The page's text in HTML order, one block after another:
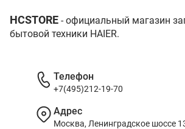
HCSTORE - официальный магазин
бытовой техники HAIER.
Телефон
+7(495)212-19-70
Адрес
Москва, Ленинградское шоссе